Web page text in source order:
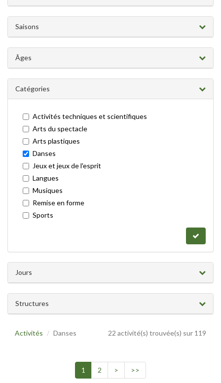
Saisons
Âges
Catégories
Activités techniques et scientifiques
Arts du spectacle
Arts plastiques
Danses
Jeux et jeux de l'esprit
Langues
Musiques
Remise en forme
Sports
Jours
Structures
Activités Danses 22 activité(s) trouvée(s) sur 119
1 2 > >>